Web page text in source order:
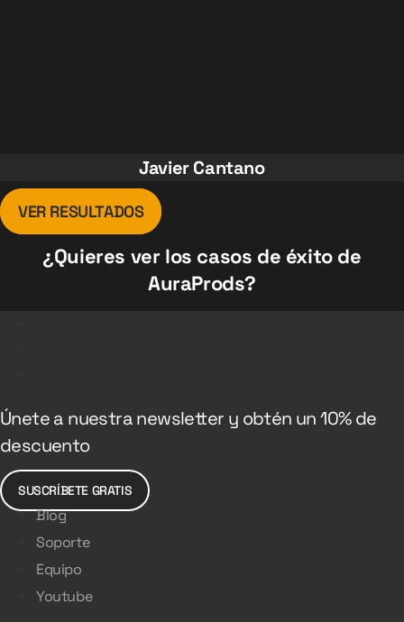
Javier Cantano
VER RESULTADOS
¿Quieres ver los casos de éxito de
AuraProds?
Únete a nuestra newsletter y obtén un 10% de
descuento
SUSCRÍBETE GRATIS
Blog
Soporte
Equipo
Youtube